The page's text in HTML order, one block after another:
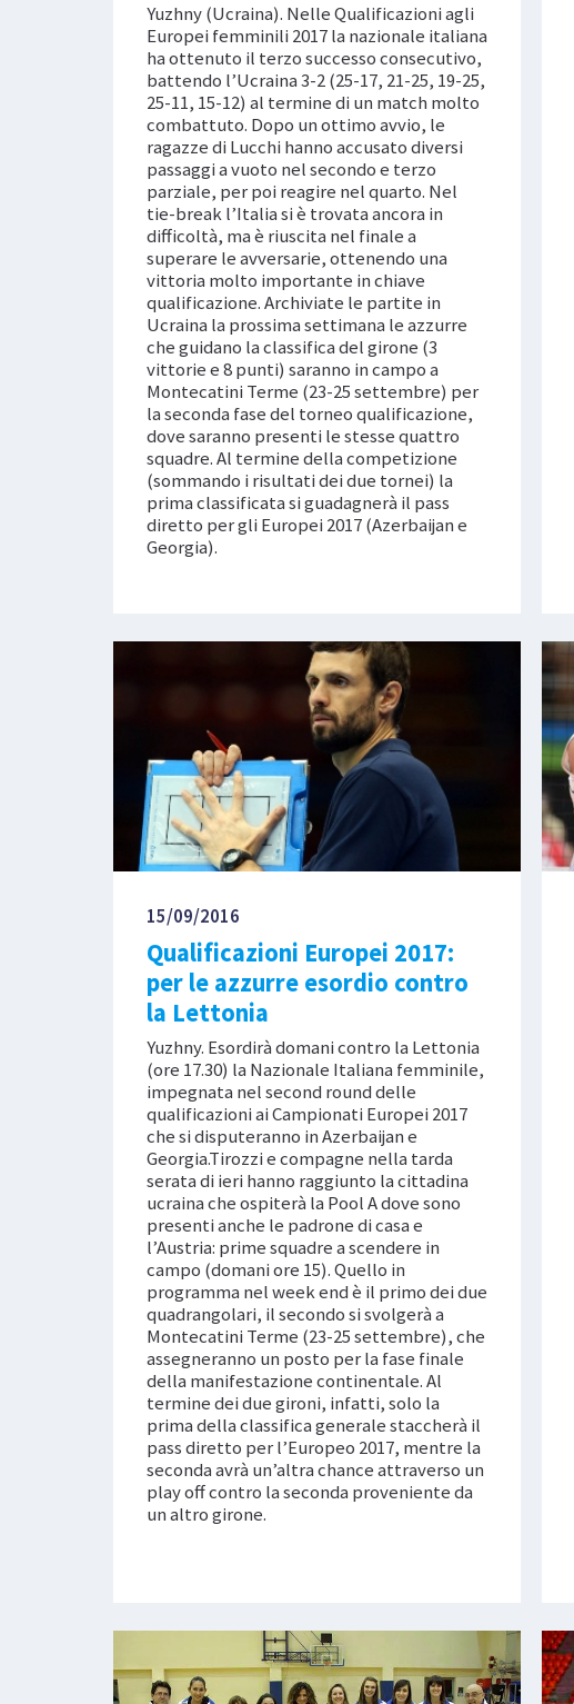
Yuzhny (Ucraina). Nelle Qualificazioni agli
Europei femminili 2017 la nazionale italiana
ha ottenuto il terzo successo consecutivo,
battendo l’Ucraina 3-2 (25-17, 21-25, 19-25,
25-11, 15-12) al termine di un match molto
combattuto. Dopo un ottimo avvio, le
ragazze di Lucchi hanno accusato diversi
passaggi a vuoto nel secondo e terzo
parziale, per poi reagire nel quarto. Nel
tie-break l’Italia si è trovata ancora in
difficoltà, ma è riuscita nel finale a
superare le avversarie, ottenendo una
vittoria molto importante in chiave
qualificazione. Archiviate le partite in
Ucraina la prossima settimana le azzurre
che guidano la classifica del girone (3
vittorie e 8 punti) saranno in campo a
Montecatini Terme (23-25 settembre) per
la seconda fase del torneo qualificazione,
dove saranno presenti le stesse quattro
squadre. Al termine della competizione
(sommando i risultati dei due tornei) la
prima classificata si guadagnerà il pass
diretto per gli Europei 2017 (Azerbaijan e
Georgia).
15/09/2016
Qualificazioni Europei 2017:
per le azzurre esordio contro
la Lettonia
Yuzhny. Esordirà domani contro la Lettonia
(ore 17.30) la Nazionale Italiana femminile,
impegnata nel second round delle
qualificazioni ai Campionati Europei 2017
che si disputeranno in Azerbaijan e
Georgia.Tirozzi e compagne nella tarda
serata di ieri hanno raggiunto la cittadina
ucraina che ospiterà la Pool A dove sono
presenti anche le padrone di casa e
l’Austria: prime squadre a scendere in
campo (domani ore 15). Quello in
programma nel week end è il primo dei due
quadrangolari, il secondo si svolgerà a
Montecatini Terme (23-25 settembre), che
assegneranno un posto per la fase finale
della manifestazione continentale. Al
termine dei due gironi, infatti, solo la
prima della classifica generale staccherà il
pass diretto per l’Europeo 2017, mentre la
seconda avrà un’altra chance attraverso un
play off contro la seconda proveniente da
un altro girone.